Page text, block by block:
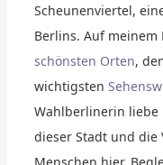
Scheunenviertel,
Berlins. Auf
schönsten Orten,
wichtigsten
Wahlberlinerin liebe
dieser Stadt und